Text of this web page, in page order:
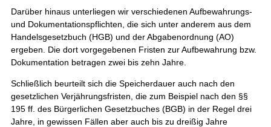
Darüber hinaus unterliegen wir verschiedenen Aufbewahrungs-
und Dokumentationspflichten, die sich unter anderem aus dem
Handelsgesetzbuch (HGB) und der Abgabenordnung (AO)
ergeben. Die dort vorgegebenen Fristen zur Aufbewahrung bzw.
Dokumentation betragen zwei bis zehn Jahre.
Schließlich beurteilt sich die Speicherdauer auch nach den
gesetzlichen Verjährungsfristen, die zum Beispiel nach den §§
195 ff. des Bürgerlichen Gesetzbuches (BGB) in der Regel drei
Jahre, in gewissen Fällen aber auch bis zu dreißig Jahre